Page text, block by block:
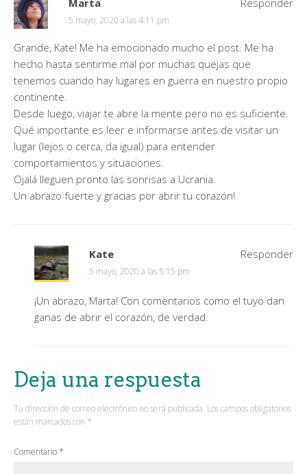
5 mayo, 2020 a las 4:11 pm
Grande, Kate! Me ha emocionado mucho el post. Me ha
hecho hasta sentirme mal por muchas quejas que
tenemos cuando hay lugares en guerra en nuestro propio
continente.
Desde luego, viajar te abre la mente pero no es suficiente.
Qué importante es leer e informarse antes de visitar un
lugar (lejos o cerca, da igual) para entender
comportamientos y situaciones.
Ojalá lleguen pronto las sonrisas a Ucrania.
Un abrazo fuerte y gracias por abrir tu corazón!
Kate
5 mayo, 2020 a las 5:15 pm
¡Un abrazo, Marta! Con comentarios como el tuyo dan
ganas de abrir el corazón, de verdad.
Responder
Deja una respuesta
Tu dirección de correo electrónico no será publicada. Los campos obligatorios
están marcados con *
Comentario *